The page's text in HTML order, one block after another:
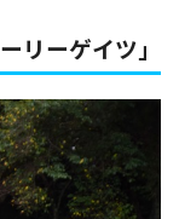
リーゲイツ」